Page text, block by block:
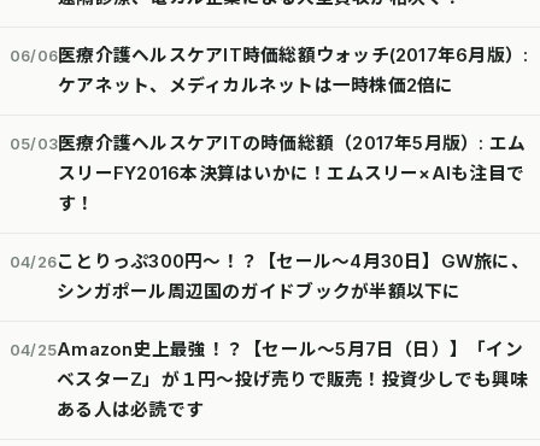
06/06医療介護ヘルスケアIT時価総額ウォッチ(2017年6月版）:
ケアネット、メディカルネットは一時株価2倍に
05/03医療介護ヘルスケアITの時価総額（2017年5月版）: エム
スリーFY2016本決算はいかに！エムスリー×AIも注目で
す！
04/26ことりっぷ300円～！？【セール～4月30日】GW旅に、
シンガポール周辺国のガイドブックが半額以下に
04/25Amazon史上最強！？【セール～5月7日（日）】「イン
ベスターZ」が１円～投げ売りで販売！投資少しでも興味
ある人は必読です